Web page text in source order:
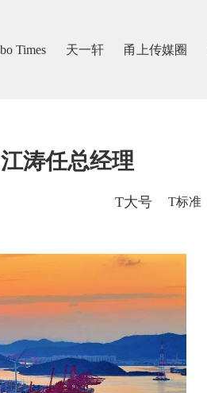
Times 天一轩 甬上传媒圈
涛任总经理
T大号 T标准